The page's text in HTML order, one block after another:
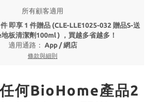
所有顧客適用
即享 1 件贈品 (CLE-LLE1025-032 贈品S-送
板清潔劑100ml ) ，買越多省越多！
適用通路： App / 網店
條款與細則
何BioHome產品2